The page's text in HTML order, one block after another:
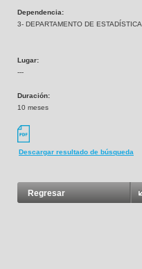
Dependencia:
3- DEPARTAMENTO DE ESTADÍSTICA
Lugar:
---
Duración:
10 meses
Descargar resultado de búsqueda
Regresar